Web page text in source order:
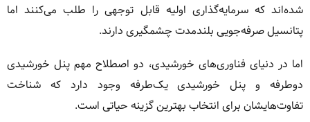
شده‌اند که سرمایه‌گذاری اولیه قابل توجهی را طلب می‌کنند اما
پتانسیل صرفه‌جویی بلندمدت چشمگیری دارند.
اما در دنیای فناوری‌های خورشیدی، دو اصطلاح مهم پنل خورشیدی
دوطرفه و پنل خورشیدی یک‌طرفه وجود دارد که شناخت
تفاوت‌هایشان برای انتخاب بهترین گزینه حیاتی است.